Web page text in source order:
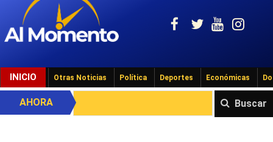
INICIO Otras Noticias Política Deportes Económicas
Buscar
AHORA